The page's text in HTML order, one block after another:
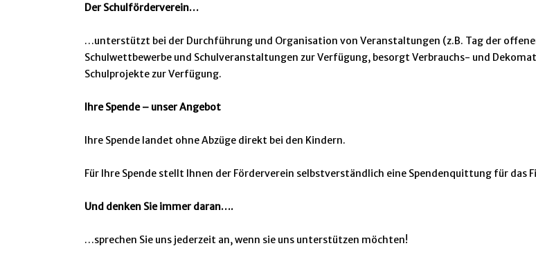
Der Schulförderverein…
…unterstützt bei der Durchführung und Organisation von Veranstaltungen (z.B. Tag der
Schulwettbewerbe und Schulveranstaltungen zur Verfügung, besorgt Verbrauchs- und
Schulprojekte zur Verfügung.
Ihre Spende – unser Angebot
Ihre Spende landet ohne Abzüge direkt bei den Kindern.
Für Ihre Spende stellt Ihnen der Förderverein selbstverständlich eine Spendenquittung für das
Und denken Sie immer daran….
…sprechen Sie uns jederzeit an, wenn sie uns unterstützen möchten!